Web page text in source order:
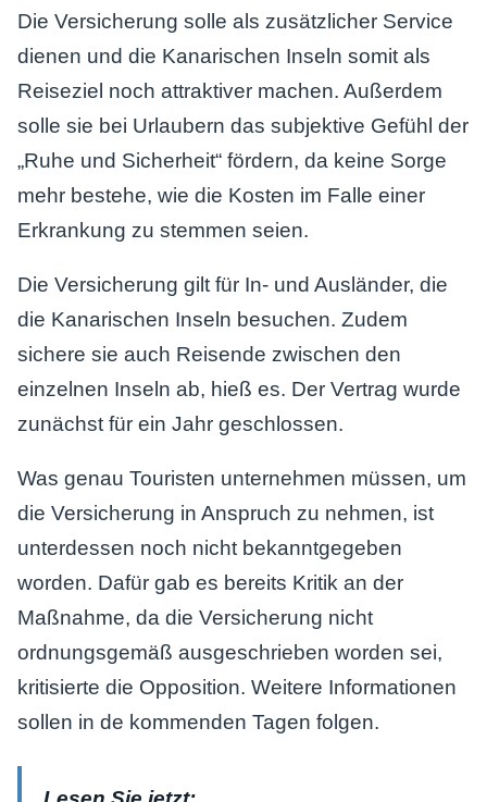
Die Versicherung solle als zusätzlicher Service
dienen und die Kanarischen Inseln somit als
Reiseziel noch attraktiver machen. Außerdem
solle sie bei Urlaubern das subjektive Gefühl der
„Ruhe und Sicherheit“ fördern, da keine Sorge
mehr bestehe, wie die Kosten im Falle einer
Erkrankung zu stemmen seien.
Die Versicherung gilt für In- und Ausländer, die
die Kanarischen Inseln besuchen. Zudem
sichere sie auch Reisende zwischen den
einzelnen Inseln ab, hieß es. Der Vertrag wurde
zunächst für ein Jahr geschlossen.
Was genau Touristen unternehmen müssen, um
die Versicherung in Anspruch zu nehmen, ist
unterdessen noch nicht bekanntgegeben
worden. Dafür gab es bereits Kritik an der
Maßnahme, da die Versicherung nicht
ordnungsgemäß ausgeschrieben worden sei,
kritisierte die Opposition. Weitere Informationen
sollen in de kommenden Tagen folgen.